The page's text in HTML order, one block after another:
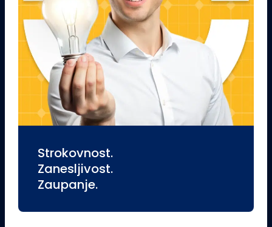
Strokovnost.
Zanesljivost.
Zaupanje.